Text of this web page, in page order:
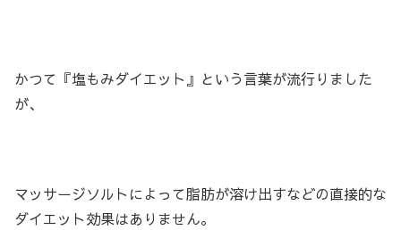
かつて『塩もみダイエット』という言葉が流行りました
が、
マッサージソルトによって脂肪が溶け出すなどの直接的な
ダイエット効果はありません。